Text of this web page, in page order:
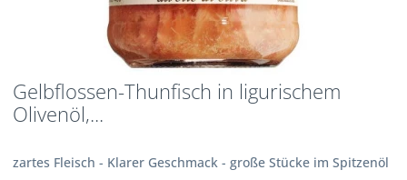
Gelbflossen-Thunfisch in ligurischem
Olivenöl,...
zartes Fleisch - Klarer Geschmack - große Stücke im Spitzenöl